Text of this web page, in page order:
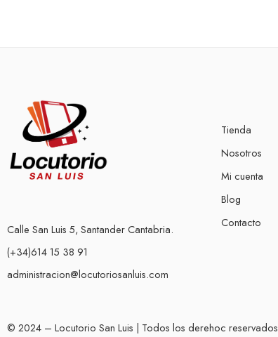
Calle San Luis 5, Santander Cantabria.
(+34)614 15 38 91
administracion@locutoriosanluis.com
Tienda
Nosotros
Mi cuenta
Blog
Contacto
© 2024 – Locutorio San Luis | Todos los derehoc reservados